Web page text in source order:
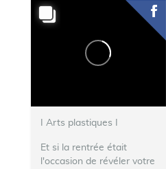
I Arts plastiques I
Et si la rentrée était
l'occasion de révéler votre